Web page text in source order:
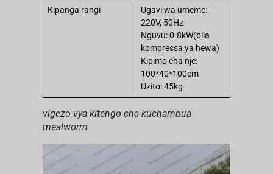
Kipanga rangi
Ugavi wa umeme:
220V, 50Hz
Nguvu: 0.8kW(bila
kompressa ya hewa)
Kipimo cha nje:
100*40*100cm
Uzito: 45kg
vigezo vya kitengo cha kuchambua
mealworm